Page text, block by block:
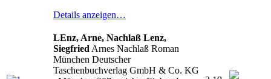
Details anzeigen…
LEnz, Arne, Nachlaß Lenz,
Siegfried Arnes Nachlaß Roman
München Deutscher
Taschenbuchverlag GmbH & Co. KG